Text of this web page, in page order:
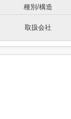
種別/構造
取扱会社